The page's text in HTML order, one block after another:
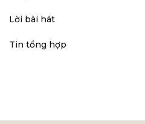
Lời bài hát
Tin tổng hợp